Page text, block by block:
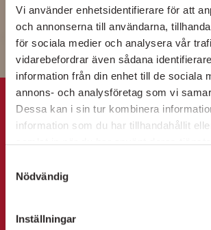
Vi använder enhetsidentifierare för att
och annonserna till användarna,
för sociala medier och analysera vår
vidarebefordrar även sådana
information från din enhet till de sociala
annons- och analysföretag som vi
Dessa kan i sin tur kombinera
information som du har tillhandahållit
samlat in när du har använt deras
Nödvändig
Inställningar